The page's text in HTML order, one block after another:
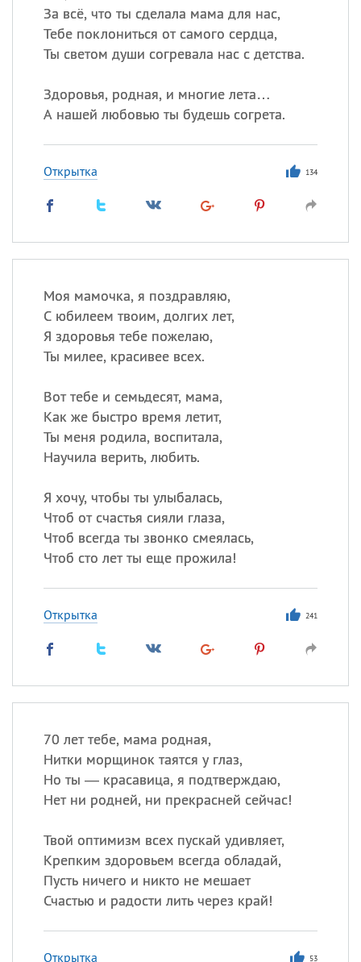
За всё, что ты сделала мама для нас,
Тебе поклониться от самого сердца,
Ты светом души согревала нас с детства.
Здоровья, родная, и многие лета…
А нашей любовью ты будешь согрета.
Открытка 134
Моя мамочка, я поздравляю,
С юбилеем твоим, долгих лет,
Я здоровья тебе пожелаю,
Ты милее, красивее всех.
Вот тебе и семьдесят, мама,
Как же быстро время летит,
Ты меня родила, воспитала,
Научила верить, любить.
Я хочу, чтобы ты улыбалась,
Чтоб от счастья сияли глаза,
Чтоб всегда ты звонко смеялась,
Чтоб сто лет ты еще прожила!
Открытка 241
70 лет тебе, мама родная,
Нитки морщинок таятся у глаз,
Но ты — красавица, я подтверждаю,
Нет ни родней, ни прекрасней сейчас!
Твой оптимизм всех пускай удивляет,
Крепким здоровьем всегда обладай,
Пусть ничего и никто не мешает
Счастью и радости лить через край!
Открытка 53